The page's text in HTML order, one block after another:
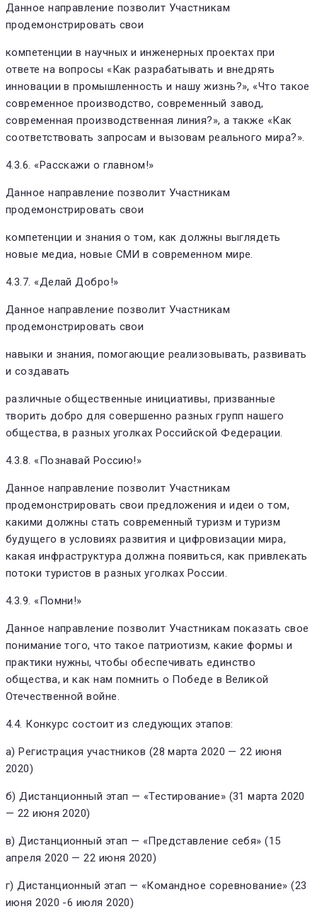
Данное направление позволит Участникам
продемонстрировать свои
компетенции в научных и инженерных проектах при
ответе на вопросы «Как разрабатывать и внедрять
инновации в промышленность и нашу жизнь?», «Что такое
современное производство, современный завод,
современная производственная линия?», а также «Как
соответствовать запросам и вызовам реального мира?».
4.3.6. «Расскажи о главном!»
Данное направление позволит Участникам
продемонстрировать свои
компетенции и знания о том, как должны выглядеть
новые медиа, новые СМИ в современном мире.
4.3.7. «Делай Добро!»
Данное направление позволит Участникам
продемонстрировать свои
навыки и знания, помогающие реализовывать, развивать
и создавать
различные общественные инициативы, призванные
творить добро для совершенно разных групп нашего
общества, в разных уголках Российской Федерации.
4.3.8. «Познавай Россию!»
Данное направление позволит Участникам
продемонстрировать свои предложения и идеи о том,
какими должны стать современный туризм и туризм
будущего в условиях развития и цифровизации мира,
какая инфраструктура должна появиться, как привлекать
потоки туристов в разных уголках России.
4.3.9. «Помни!»
Данное направление позволит Участникам показать свое
понимание того, что такое патриотизм, какие формы и
практики нужны, чтобы обеспечивать единство
общества, и как нам помнить о Победе в Великой
Отечественной войне.
4.4. Конкурс состоит из следующих этапов:
а) Регистрация участников (28 марта 2020 — 22 июня
2020)
б) Дистанционный этап — «Тестирование» (31 марта 2020
— 22 июня 2020)
в) Дистанционный этап — «Представление себя» (15
апреля 2020 — 22 июня 2020)
г) Дистанционный этап — «Командное соревнование» (23
июня 2020 -6 июля 2020)